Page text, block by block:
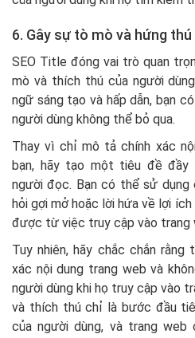
6. Gây sự tò mò và hứng
SEO Title đóng vai trò quan
mò và thích thú của người
ngữ sáng tạo và hấp dẫn, bạn
người dùng không thể bỏ qua.
Thay vì chỉ mô tả chính xác
bạn, hãy tạo một tiêu đề đầy
người đọc. Bạn có thể sử
hỏi gợi mở hoặc lời hứa về lợi
được từ việc truy cập vào trang
Tuy nhiên, hãy chắc chắn rằng
xác nội dung trang web và
người dùng khi họ truy cập vào
và thích thú chỉ là bước đầu
của người dùng, và trang web